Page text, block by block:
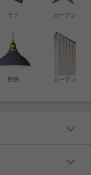
ラグ
カーテン
照明
ガーデン